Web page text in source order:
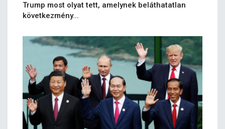
Trump most olyat tett, amelynek beláthatatlan
következmény...